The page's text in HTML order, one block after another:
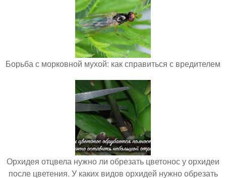
Борьба с морковной мухой: как справиться с вредителем
Орхидея отцвела нужно ли обрезать цветонос у орхидеи
после цветения. У каких видов орхидей нужно обрезать